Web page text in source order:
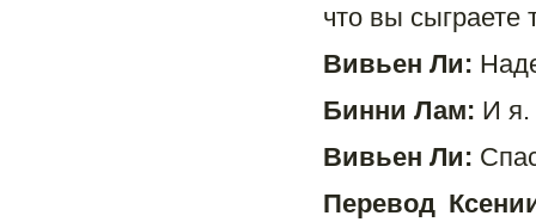
что вы сыграете
Вивьен Ли:
Бинни Лам: И я.
Вивьен Ли:
Перевод